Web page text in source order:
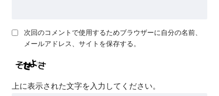
次回のコメントで使用するためブラウザーに自分の名前、
メールアドレス、サイトを保存する。
上に表示された文字を入力してください。